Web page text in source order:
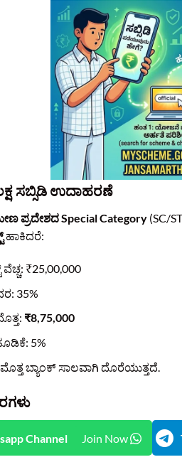
ಸಬ್ಸಿಡಿ ಉದಾಹರಣೆ
ಪ್ರದೇಶದ Special Category (SC/
ಹಾಕಿದರೆ:
ವೆಚ್ಚ: ₹25,00,000
35%
₹8,75,000
5%
ಬ್ಯಾಂಕ್ ಸಾಲವಾಗಿ ದೊರೆಯುತ್ತದೆ.
Channel Join Now